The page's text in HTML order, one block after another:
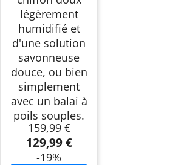
légèrement
humidifié et
d'une solution
savonneuse
douce, ou bien
simplement
avec un balai à
poils souples.
159,99 €
129,99 €
-19%